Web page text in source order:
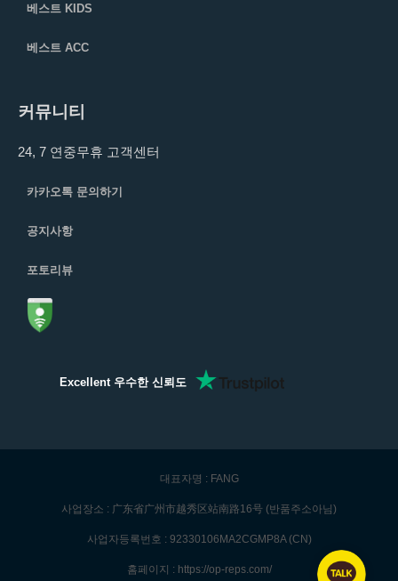
베스트 KIDS
베스트 ACC
커뮤니티
24, 7 연중무휴 고객센터
카카오톡 문의하기
공지사항
포토리뷰
Excellent 우수한 신뢰도
대표자명 : FANG
사업장소 : 广东省广州市越秀区站南路16号 (반품주소아님)
사업자등록번호 : 92330106MA2CGMP8A (CN)
홈페이지 : https://op-reps.com/